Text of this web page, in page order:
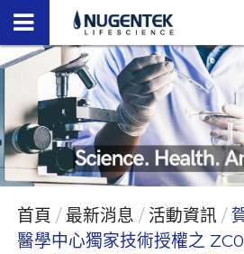
首頁 最新消息 活動資訊
醫學中心獨家技術授權之